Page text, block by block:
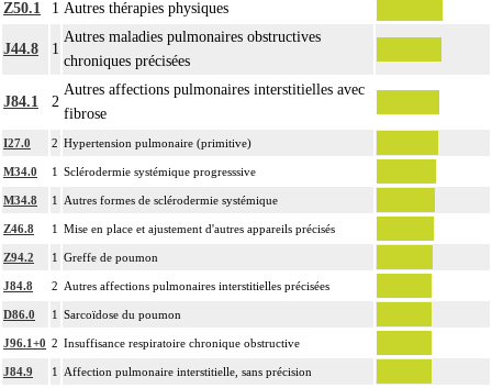
Z50.1
1 Autres thérapies physiques
J44.8 1
Autres maladies pulmonaires obstructives
chroniques précisées
J84.1 2
Autres affections pulmonaires interstitielles avec
fibrose
I27.0 2 Hypertension pulmonaire (primitive)
M34.0 1 Sclérodermie systémique progresssive
M34.8 1 Autres formes de sclérodermie systémique
Z46.8 1 Mise en place et ajustement d'autres appareils précisés
Z94.2 1 Greffe de poumon
J84.8 2 Autres affections pulmonaires interstitielles précisées
D86.0 1 Sarcoïdose du poumon
J96.1+0 2 Insuffisance respiratoire chronique obstructive
J84.9 1 Affection pulmonaire interstitielle, sans précision